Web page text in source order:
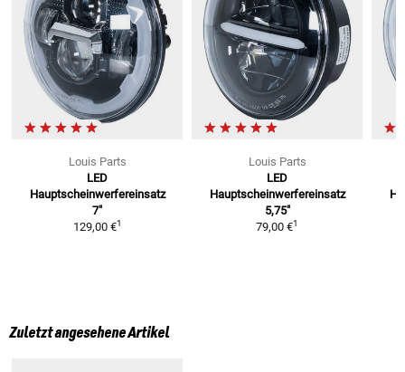
Louis Parts
LED
Hauptscheinwerfereinsatz
7"
129,00 €1
Louis Parts
LED
Hauptscheinwerfereinsatz
5,75"
79,00 €1
Zuletzt angesehene Artikel